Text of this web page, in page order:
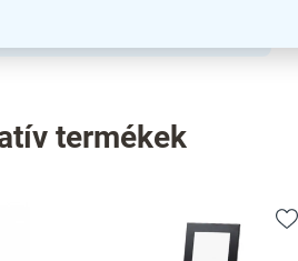
termékek